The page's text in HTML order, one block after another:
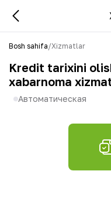
Bosh sahifa/Xizmatlar
Kredit tarixini
xabarnoma
Автоматическая